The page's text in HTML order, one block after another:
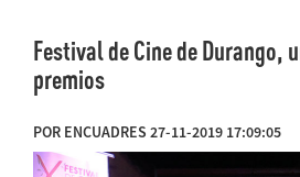
Festival de Cine de Durango,
premios
POR ENCUADRES 27-11-2019 17:09:05